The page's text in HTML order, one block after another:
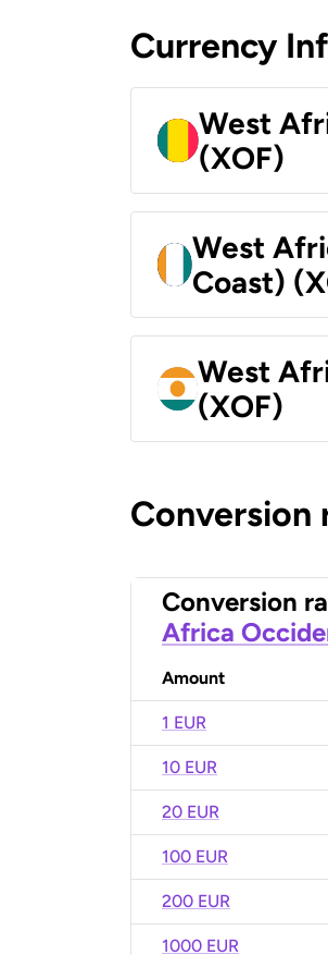
Currency
West
(XOF)
West
Coast)
West
(XOF)
Conversion
Africa
Amount
1 EUR
10 EUR
20 EUR
100 EUR
200 EUR
1000 EUR